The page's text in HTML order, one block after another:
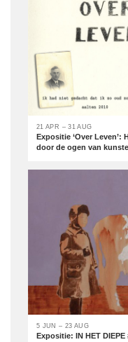
21 APR – 31 AUG
Expositie ‘Over Leven’:
door de ogen van
5 JUN – 23 AUG
Expositie: IN HET DIEPE